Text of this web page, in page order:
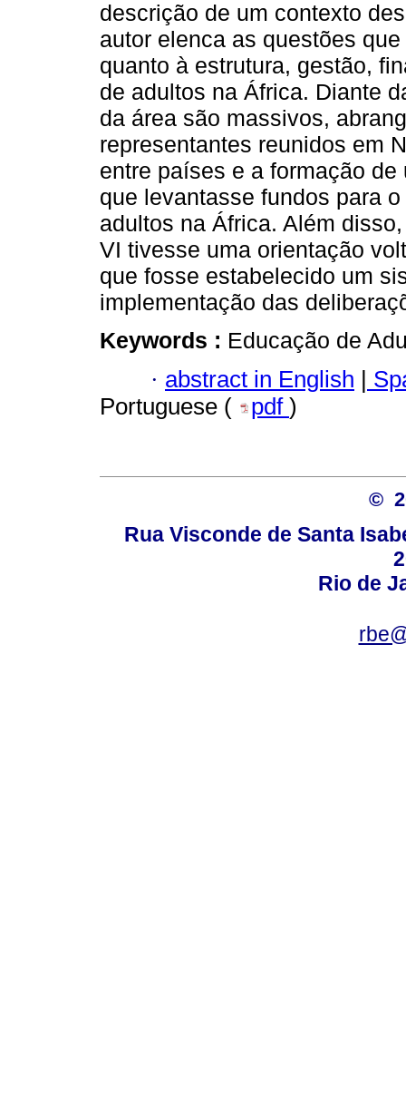
descrição de um contexto
autor elenca as questões
quanto à estrutura, gestão,
de adultos na África. Diante
da área são massivos,
representantes reunidos em
entre países e a formação
que levantasse fundos para
adultos na África. Além
VI tivesse uma orientação
que fosse estabelecido um
implementação das
Keywords : Educação de
· abstract in English |
Portuguese (
pdf )
©
Rua Visconde de Santa
Rio de